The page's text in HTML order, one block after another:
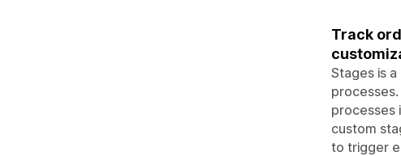
Track
Stages is
processes
custom
to trigger